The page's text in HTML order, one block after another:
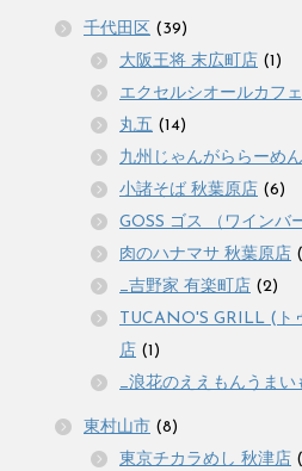
千代田区 (39)
大阪王将 末広町店 (1)
エクセルシオールカフ
丸五 (14)
九州じゃんがららーめ
小諸そば 秋葉原店 (6)
GOSS ゴス （ワインバ
肉のハナマサ 秋葉原店
_吉野家 有楽町店 (2)
TUCANO'S GRILL (ト
店 (1)
_浪花のええもんうまい
東村山市 (8)
東京チカラめし 秋津店